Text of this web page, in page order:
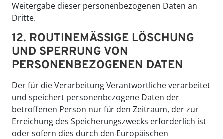
Weitergabe dieser personenbezogenen Daten an
Dritte.
12. ROUTINEMÄSSIGE LÖSCHUNG U
ND SPERRUNG VON P
ERSONENBEZOGENEN DATEN
Der für die Verarbeitung Verantwortliche verarbeitet
und speichert personenbezogene Daten der
betroffenen Person nur für den Zeitraum, der zur
Erreichung des Speicherungszwecks erforderlich ist
oder sofern dies durch den Europäischen